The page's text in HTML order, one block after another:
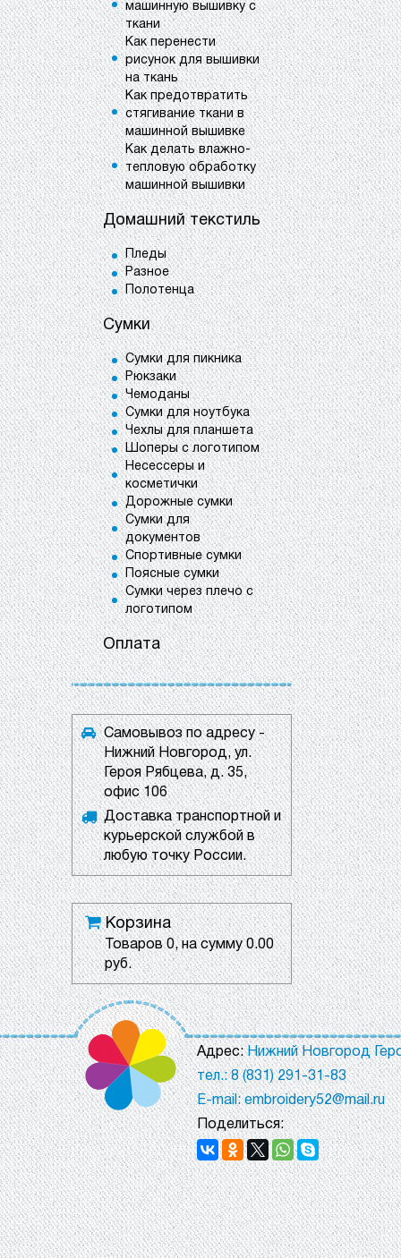
машинную вышивку с
ткани
Как перенести
рисунок для вышивки
на ткань
Как предотвратить
стягивание ткани в
машинной вышивке
Как делать влажно-
тепловую обработку
машинной вышивки
Домашний текстиль
Пледы
Разное
Полотенца
Сумки
Сумки для пикника
Рюкзаки
Чемоданы
Сумки для ноутбука
Чехлы для планшета
Шоперы с логотипом
Несессеры и
косметички
Дорожные сумки
Сумки для
документов
Спортивные сумки
Поясные сумки
Сумки через плечо с
логотипом
Оплата
Самовывоз по адресу -
Нижний Новгород, ул.
Героя Рябцева, д. 35,
офис 106
Доставка транспортной и
курьерской службой в
любую точку России.
Корзина
Товаров0, на сумму0.00
руб.
Адрес:Нижний Новгород
тел.: 8 (831) 291-31-83
E-mail: embroidery52@mail.ru
Поделиться: